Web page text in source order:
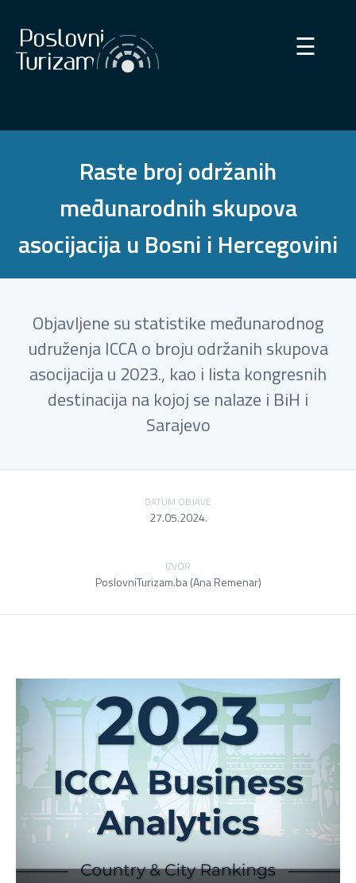
×
☰
Raste broj održanih
međunarodnih skupova
asocijacija u Bosni i Hercegovini
Objavljene su statistike međunarodnog
udruženja ICCA o broju održanih skupova
asocijacija u 2023., kao i lista kongresnih
destinacija na kojoj se nalaze i BiH i
Sarajevo
DATUM OBJAVE
27.05.2024.
IZVOR
PoslovniTurizam.ba (Ana Remenar)